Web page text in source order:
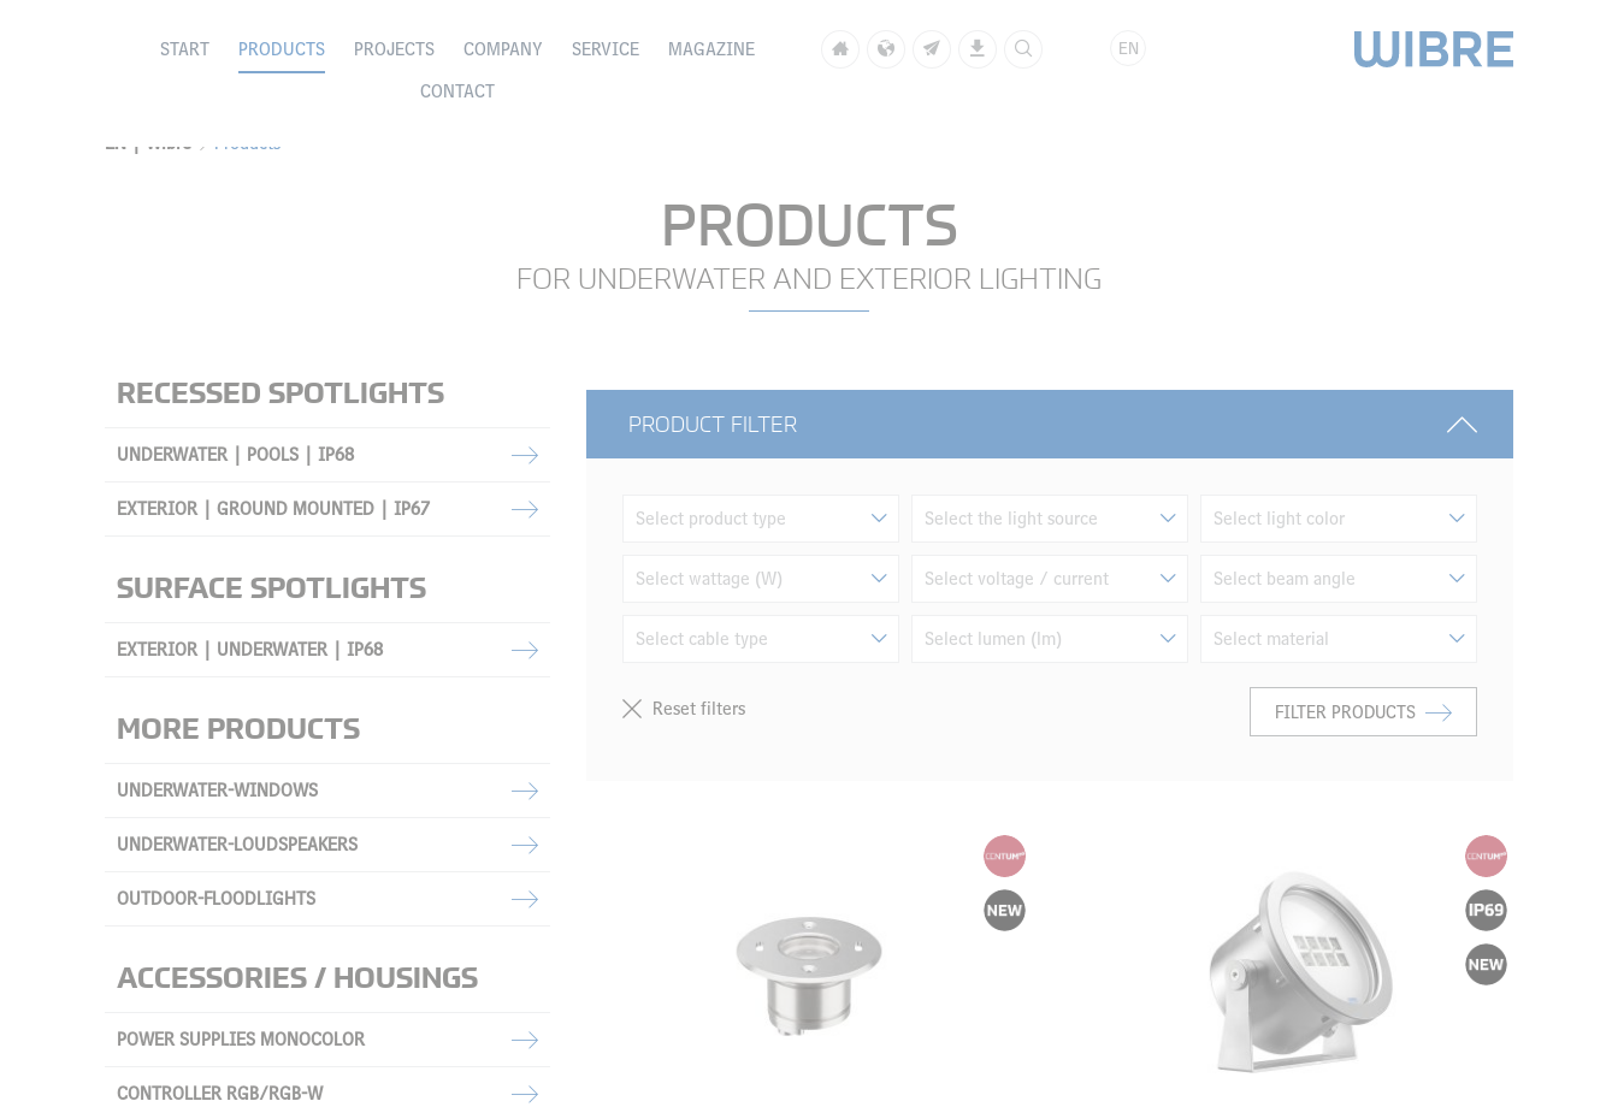
START PRODUCTS PROJECTS COMPANY SERVICE
MAGAZINE
CONTACT
EN
EN | Wibre Products
PRODUCTS
FOR UNDERWATER AND EXTERIOR LIGHTING
RECESSED SPOTLIGHTS
UNDERWATER | POOLS | IP68
EXTERIOR | GROUND MOUNTED | IP67
SURFACE SPOTLIGHTS
EXTERIOR | UNDERWATER | IP68
MORE PRODUCTS
UNDERWATER-WINDOWS
UNDERWATER-LOUDSPEAKERS
OUTDOOR-FLOODLIGHTS
ACCESSORIES / HOUSINGS
POWER SUPPLIES MONOCOLOR
CONTROLLER RGB/RGB-W
PRODUCT FILTER
Select product type Select the light source Select light color
Select wattage (W) Select voltage / current Select beam angle
Select cable type Select lumen (lm) Select material
Reset filters